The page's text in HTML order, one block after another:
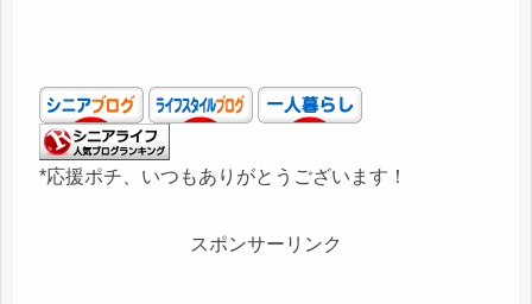
*応援ポチ、いつもありがとうございます！
スポンサーリンク